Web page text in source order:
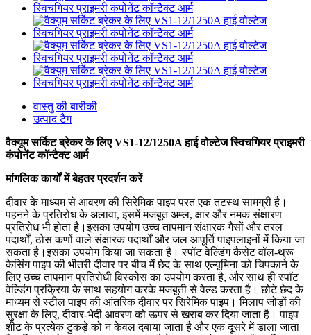
वास्तु की बारीकी
उत्पाद टैग
वैक्यूम सर्किट ब्रेकर के लिए VS1-12/1250A हाई वोल्टेज स्विचगियर प्राइमरी
कंपोनेंट कॉन्टैक्ट आर्म
मांगलिक कार्यों में बेहतर प्रदर्शन करें
दीवार के माध्यम से आवरण की सिरेमिक पाइप परत एक तटस्थ सामग्री है।
पहनने के प्रतिरोध के अलावा, इसमें मजबूत अम्ल, क्षार और नमक संक्षारण
प्रतिरोध भी होता है।इसका उपयोग उच्च तापमान संक्षारक गैसों और तरल
पदार्थों, ठोस कणों वाले संक्षारक पदार्थों और जल आपूर्ति पाइपलाइनों में किया जा
सकता है।इसका उपयोग किया जा सकता है। स्पॉट वेल्डिंग कैसेट वॉल-थ्रू
केसिंग पाइप की भीतरी दीवार पर बीच में छेद के साथ एल्यूमिना को चिपकाने के
लिए उच्च तापमान प्रतिरोधी विस्कोस का उपयोग करता है, और साथ ही स्पॉट
वेल्डिंग प्रक्रिया के साथ सहयोग करके मजबूती से वेल्ड करता है। छोटे छेद के
माध्यम से स्टील पाइप की आंतरिक दीवार पर सिरेमिक पाइप। मिलाप जोड़ों की
सुरक्षा के लिए, दीवार-भेदी आवरण को ऊपर से खराब कर दिया जाता है। पाइप
शीट के प्रत्येक टुकड़े को न केवल दबाया जाता है और एक दूसरे में डाला जाता